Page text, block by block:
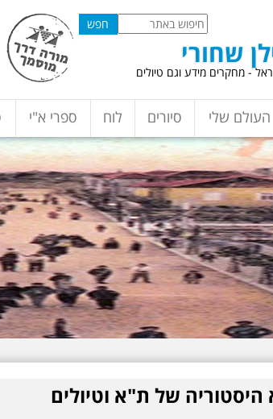
שחורי
- מחקרים מידע וגם טיולים
העולם שלי סיורים לוח ספרי א"י
היסטוריה של ת"א וטיולים